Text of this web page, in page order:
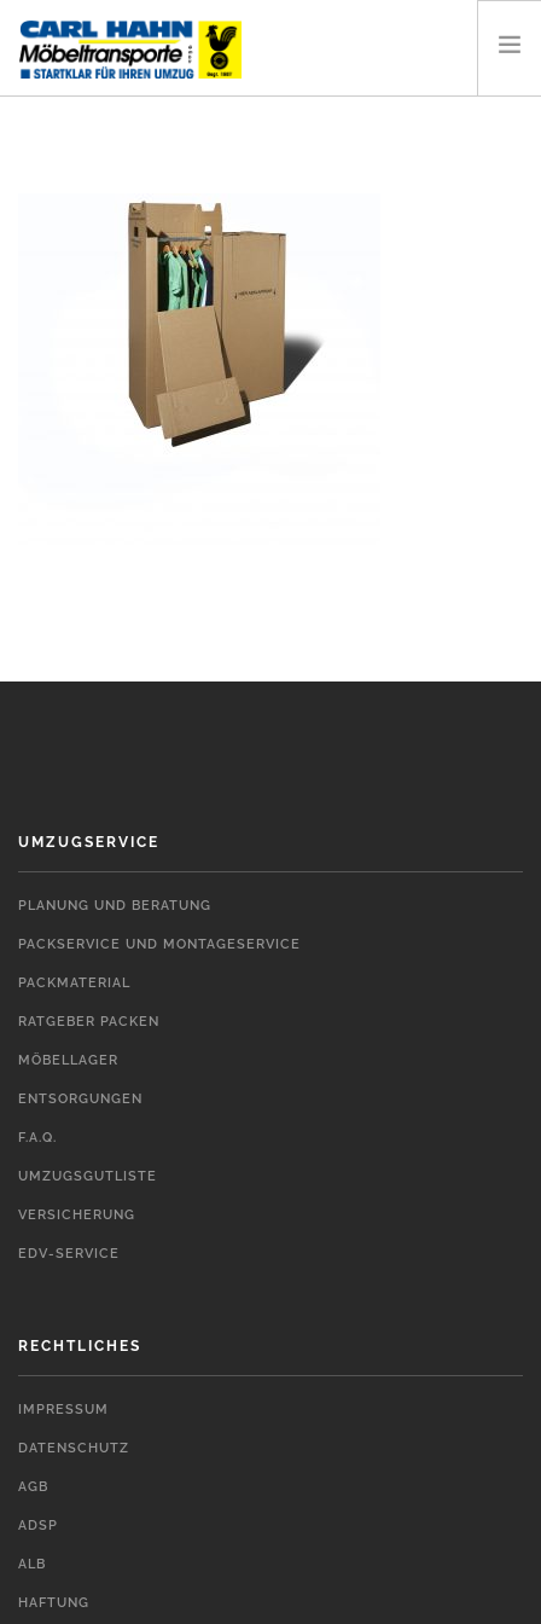
UMZUGSERVICE
PLANUNG UND BERATUNG
PACKSERVICE UND MONTAGESERVICE
PACKMATERIAL
RATGEBER PACKEN
MÖBELLAGER
ENTSORGUNGEN
F.A.Q.
UMZUGSGUTLISTE
VERSICHERUNG
EDV-SERVICE
RECHTLICHES
IMPRESSUM
DATENSCHUTZ
AGB
ADSP
ALB
HAFTUNG